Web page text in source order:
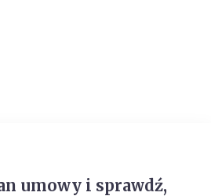
umowy i sprawdź,